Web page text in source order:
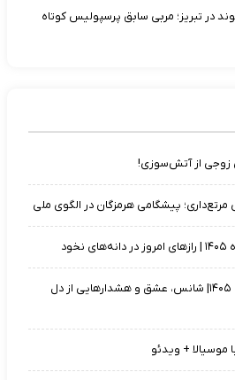
در تبریز؛ مربی سابق پرسپولیس کوتاه
زوجی از آتش‌سوزی!
پیشگامی هرمزگان در الگوی ملی
فال ورق جمعه ۱۶ مرداد ماه ۱۴۰۵| شانس، عشق و هشدارهایی از دل
+ ویدئو